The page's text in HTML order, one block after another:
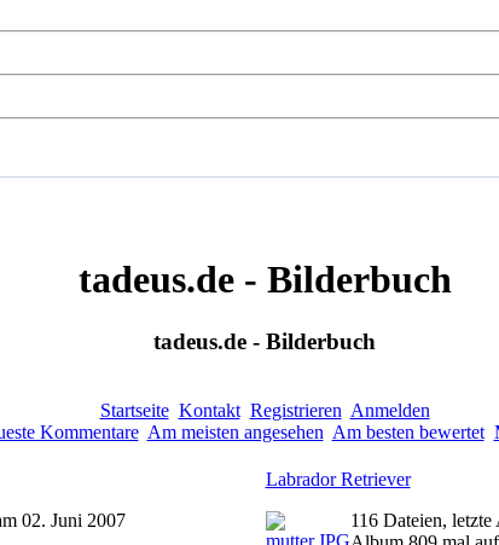
tadeus.de - Bilderbuch
tadeus.de - Bilderbuch
Startseite Kontakt Registrieren Anmelden
Kommentare Am meisten angesehen Am besten bewertet
02. Juni 2007
Labrador Retriever
116 Dateien,